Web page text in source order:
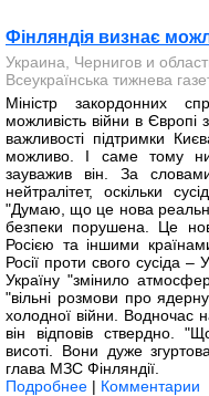
Фінляндія визнає
Украина, Чернигов и
Всеукраїнська тижнева
Міністр закордонних
можливість війни в
важливості підтримки
можливо. І саме тому
зауважив він. За
нейтралітет, оскільки
"Думаю, що це нова
безпеки порушена. Це
Росією та іншими
Росії проти свого сусіда –
Україну "змінило
"вільні розмови про
холодної війни. Водночас
він відповів ствердно.
висоті. Вони дуже
глава МЗС Фінляндії.
Подробнее | Комментарии